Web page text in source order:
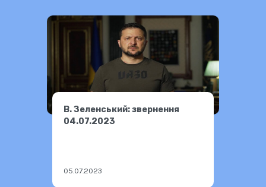
В. Зеленський: звернення
04.07.2023
05.07.2023